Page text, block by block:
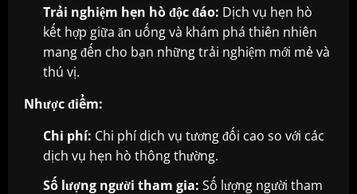
Trải nghiệm hẹn hò độc đáo: Dịch vụ hẹn hò
kết hợp giữa ăn uống và khám phá thiên nhiên
mang đến cho bạn những trải nghiệm mới mẻ và
thú vị.
Nhược điểm:
Chi phí: Chi phí dịch vụ tương đối cao so với các
dịch vụ hẹn hò thông thường.
Số lượng người tham gia: Số lượng người tham